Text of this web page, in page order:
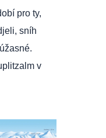
pro ty,
sníh
v